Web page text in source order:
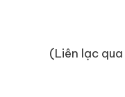
(Liên lạc